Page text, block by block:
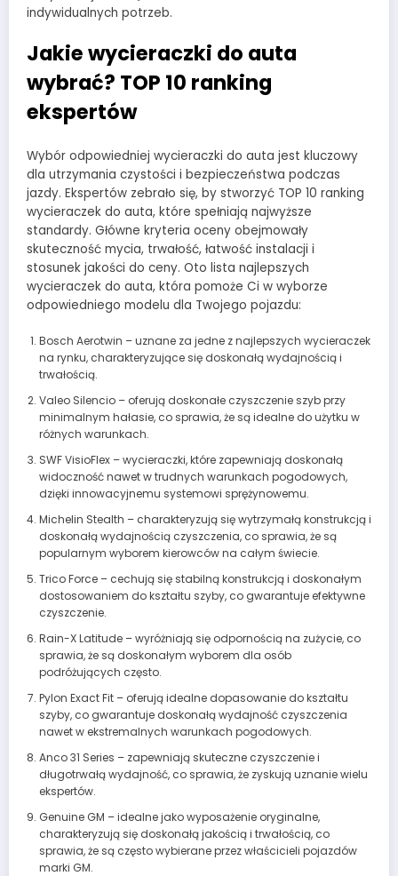
indywidualnych potrzeb.
Jakie wycieraczki do auta
wybrać? TOP 10 ranking
ekspertów
Wybór odpowiedniej wycieraczki do auta jest kluczowy
dla utrzymania czystości i bezpieczeństwa podczas
jazdy. Ekspertów zebrało się, by stworzyć TOP 10 ranking
wycieraczek do auta, które spełniają najwyższe
standardy. Główne kryteria oceny obejmowały
skuteczność mycia, trwałość, łatwość instalacji i
stosunek jakości do ceny. Oto lista najlepszych
wycieraczek do auta, która pomoże Ci w wyborze
odpowiedniego modelu dla Twojego pojazdu:
Bosch Aerotwin – uznane za jedne z najlepszych wycieraczek
na rynku, charakteryzujące się doskonałą wydajnością i
trwałością.
Valeo Silencio – oferują doskonałe czyszczenie szyb przy
minimalnym hałasie, co sprawia, że są idealne do użytku w
różnych warunkach.
SWF VisioFlex – wycieraczki, które zapewniają doskonałą
widoczność nawet w trudnych warunkach pogodowych,
dzięki innowacyjnemu systemowi sprężynowemu.
Michelin Stealth – charakteryzują się wytrzymałą konstrukcją i
doskonałą wydajnością czyszczenia, co sprawia, że są
popularnym wyborem kierowców na całym świecie.
Trico Force – cechują się stabilną konstrukcją i doskonałym
dostosowaniem do kształtu szyby, co gwarantuje efektywne
czyszczenie.
Rain-X Latitude – wyróżniają się odpornością na zużycie, co
sprawia, że są doskonałym wyborem dla osób
podróżujących często.
Pylon Exact Fit – oferują idealne dopasowanie do kształtu
szyby, co gwarantuje doskonałą wydajność czyszczenia
nawet w ekstremalnych warunkach pogodowych.
Anco 31 Series – zapewniają skuteczne czyszczenie i
długotrwałą wydajność, co sprawia, że zyskują uznanie wielu
ekspertów.
Genuine GM – idealne jako wyposażenie oryginalne,
charakteryzują się doskonałą jakością i trwałością, co
sprawia, że są często wybierane przez właścicieli pojazdów
marki GM.